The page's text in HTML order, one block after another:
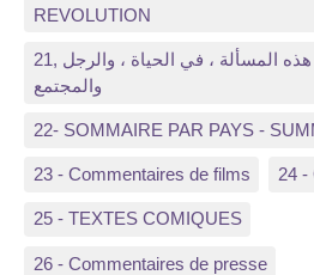
REVOLUTION
21, مواد والثورة : من هذه المسألة ، في الحياة ، والرجل
والمجتمع
22- SOMMAIRE PAR PAYS -
23 - Commentaires de films 24 -
25 - TEXTES COMIQUES
26 - Commentaires de presse